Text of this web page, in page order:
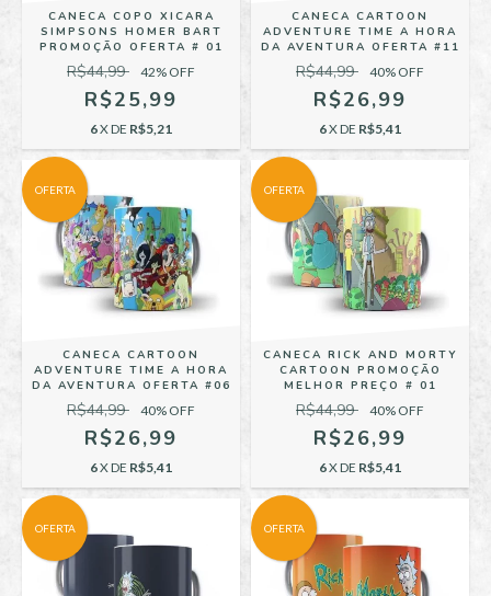
CANECA COPO XICARA
SIMPSONS HOMER BART
PROMOÇÃO OFERTA # 01
R$44,99 42% OFF
R$25,99
6X DE R$5,21
CANECA CARTOON
ADVENTURE TIME A HORA
DA AVENTURA OFERTA #11
R$44,99 40% OFF
R$26,99
6X DE R$5,41
OFERTA
CANECA CARTOON
ADVENTURE TIME A HORA
DA AVENTURA OFERTA #06
R$44,99 40% OFF
R$26,99
6X DE R$5,41
OFERTA
CANECA RICK AND MORTY
CARTOON PROMOÇÃO
MELHOR PREÇO # 01
R$44,99 40% OFF
R$26,99
6X DE R$5,41
OFERTA OFERTA